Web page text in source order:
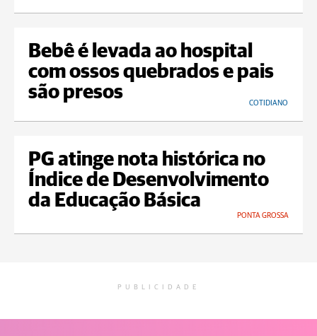
Bebê é levada ao hospital
com ossos quebrados e pais
são presos
COTIDIANO
PG atinge nota histórica no
Índice de Desenvolvimento
da Educação Básica
PONTA GROSSA
PUBLICIDADE